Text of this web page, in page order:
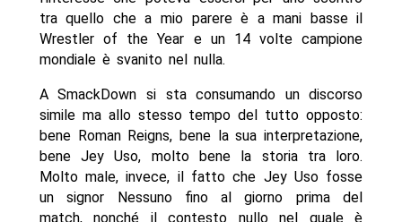
tra quello che a mio parere è a mani basse il
Wrestler of the Year e un 14 volte campione
mondiale è svanito nel nulla.
A SmackDown si sta consumando un discorso
simile ma allo stesso tempo del tutto opposto:
bene Roman Reigns, bene la sua interpretazione,
bene Jey Uso, molto bene la storia tra loro.
Molto male, invece, il fatto che Jey Uso fosse
un signor Nessuno fino al giorno prima del
match, nonché il contesto nullo nel quale è